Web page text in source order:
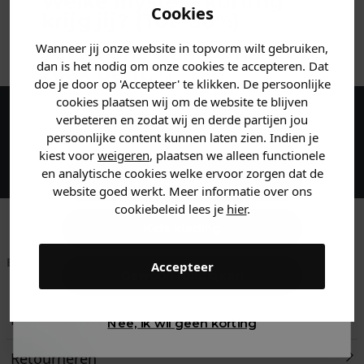
Cookies
Wanneer jij onze website in topvorm wilt gebruiken,
dan is het nodig om onze cookies te accepteren. Dat
doe je door op 'Accepteer' te klikken. De persoonlijke
cookies plaatsen wij om de website te blijven
verbeteren en zodat wij en derde partijen jou
persoonlijke content kunnen laten zien. Indien je
kiest voor weigeren, plaatsen we alleen functionele
en analytische cookies welke ervoor zorgen dat de
website goed werkt. Meer informatie over ons
cookiebeleid lees je hier.
Accepteer
Maak een account aan en ontvang 5%
korting op je eerste bestelling!
Betaal achteraf met
Voor 23:59 besteld
Klantenservice
Retourneren
krijg jij? (Tot-30%
Vertel ons waar je naar op
zoek bent. 👇
Heren kleding
Dames kleding
Gewoon rondkijken
Nee, ik wil geen korting